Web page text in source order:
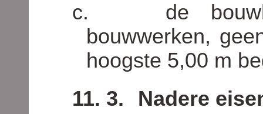
c.
de
bouwwerken,
hoogste 5,00 m
11. 3.
Nadere